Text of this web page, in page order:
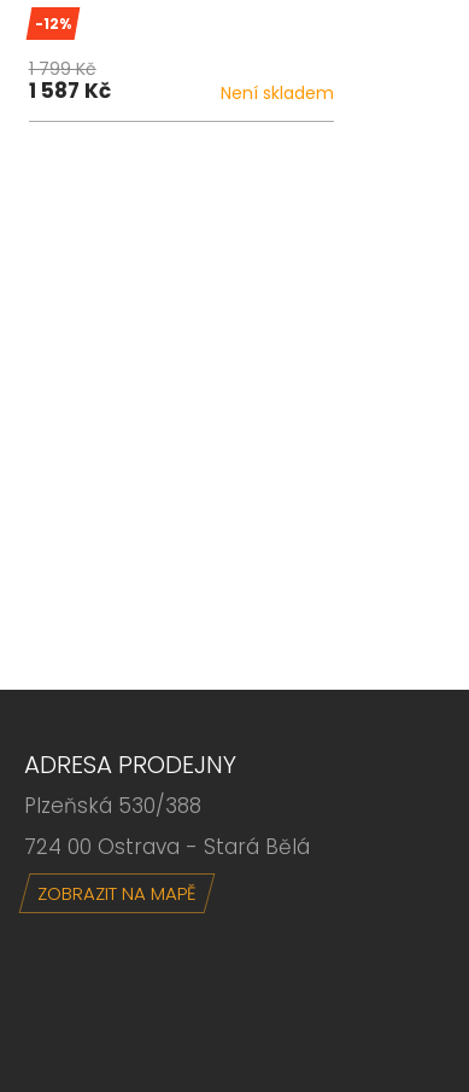
-12%
1 799 Kč
1 587 Kč Není skladem
ADRESA PRODEJNY
Plzeňská 530/388
724 00 Ostrava - Stará Bělá
ZOBRAZIT NA MAPĚ